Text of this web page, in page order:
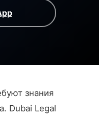
знания
Dubai Legal